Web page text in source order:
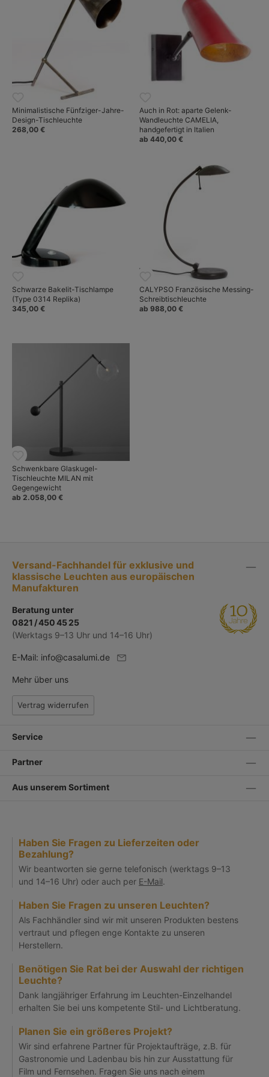
Minimalistische Fünfziger-Jahre-
Design-Tischleuchte
268,00 €
Auch in Rot: aparte Gelenk-
Wandleuchte CAMELIA,
handgefertigt in Italien
ab 440,00 €
Schwarze Bakelit-Tischlampe
(Type 0314 Replika)
345,00 €
CALYPSO Französische Messing-
Schreibtischleuchte
ab 988,00 €
Schwenkbare Glaskugel-
Tischleuchte MILAN mit
Gegengewicht
ab 2.058,00 €
Versand-Fachhandel für exklusive und
klassische Leuchten aus europäischen
Manufakturen
Beratung unter
0821 / 450 45 25
(Werktags 9–13 Uhr und 14–16 Uhr)
E-Mail: info@casalumi.de
Mehr über uns
Vertrag widerrufen
Service
Partner
Aus unserem Sortiment
Haben Sie Fragen zu Lieferzeiten oder
Bezahlung?
Wir beantworten sie gerne telefonisch (werktags 9–13
und 14–16 Uhr) oder auch per E-Mail.
Haben Sie Fragen zu unseren Leuchten?
Als Fachhändler sind wir mit unseren Produkten bestens
vertraut und pflegen enge Kontakte zu unseren
Herstellern.
Benötigen Sie Rat bei der Auswahl der richtigen
Leuchte?
Dank langjähriger Erfahrung im Leuchten-Einzelhandel
erhalten Sie bei uns kompetente Stil- und Lichtberatung.
Planen Sie ein größeres Projekt?
Wir sind erfahrene Partner für Projektaufträge, z.B. für
Gastronomie und Ladenbau bis hin zur Ausstattung für
Film und Fernsehen. Fragen Sie uns nach einem